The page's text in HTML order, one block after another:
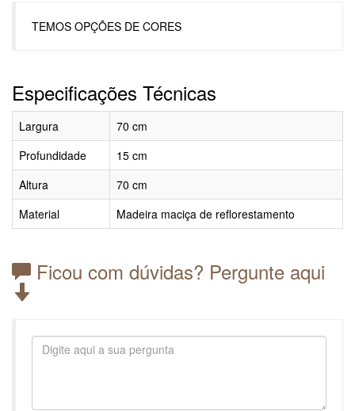
TEMOS OPÇÕES DE CORES
Especificações Técnicas
Largura
70 cm
Profundidade
15 cm
Altura
70 cm
Material
Madeira maciça de reflorestamento
Ficou com dúvidas? Pergunte aqui